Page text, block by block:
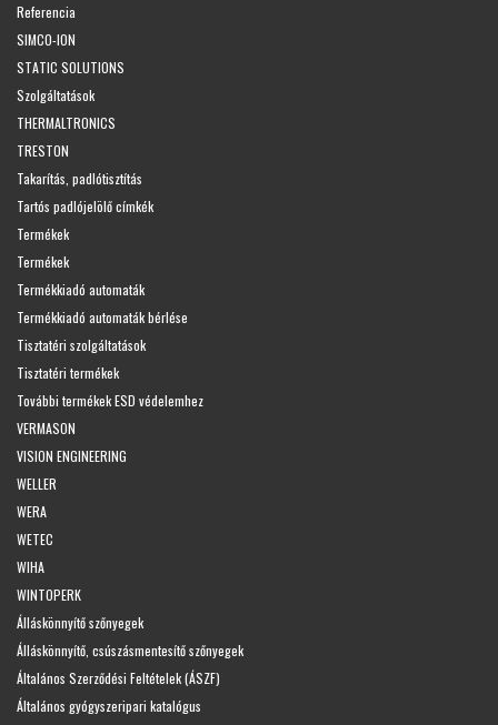
Referencia
SIMCO-ION
STATIC SOLUTIONS
Szolgáltatások
THERMALTRONICS
TRESTON
Takarítás, padlótisztítás
Tartós padlójelölő címkék
Termékek
Termékek
Termékkiadó automaták
Termékkiadó automaták bérlése
Tisztatéri szolgáltatások
Tisztatéri termékek
További termékek ESD védelemhez
VERMASON
VISION ENGINEERING
WELLER
WERA
WETEC
WIHA
WINTOPERK
Álláskönnyítő szőnyegek
Álláskönnyítő, csúszásmentesítő szőnyegek
Általános Szerződési Feltételek (ÁSZF)
Általános gyógyszeripari katalógus